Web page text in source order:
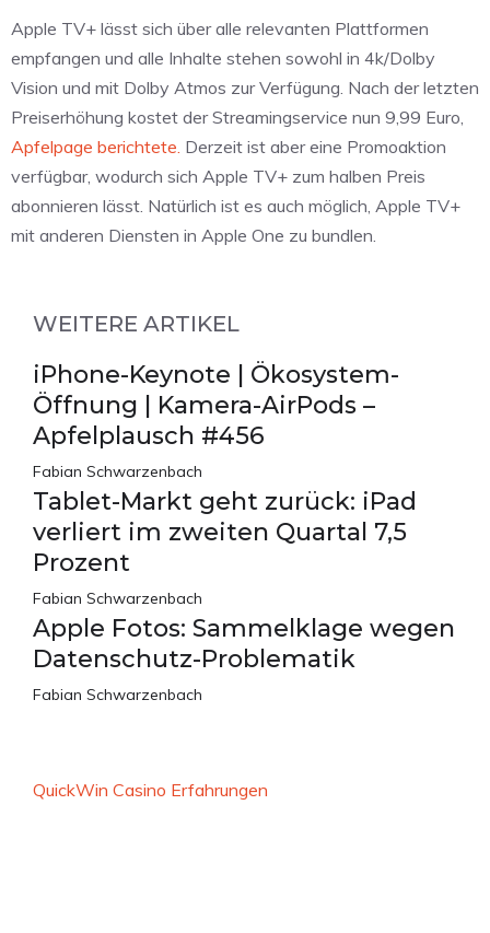
Apple TV+ lässt sich über alle relevanten Plattformen
empfangen und alle Inhalte stehen sowohl in 4k/Dolby
Vision und mit Dolby Atmos zur Verfügung. Nach der letzten
Preiserhöhung kostet der Streamingservice nun 9,99 Euro,
Apfelpage berichtete. Derzeit ist aber eine Promoaktion
verfügbar, wodurch sich Apple TV+ zum halben Preis
abonnieren lässt. Natürlich ist es auch möglich, Apple TV+
mit anderen Diensten in Apple One zu bundlen.
WEITERE ARTIKEL
iPhone-Keynote | Ökosystem-
Öffnung | Kamera-AirPods –
Apfelplausch #456
Fabian Schwarzenbach
Tablet-Markt geht zurück: iPad
verliert im zweiten Quartal 7,5
Prozent
Fabian Schwarzenbach
Apple Fotos: Sammelklage wegen
Datenschutz-Problematik
Fabian Schwarzenbach
QuickWin Casino Erfahrungen